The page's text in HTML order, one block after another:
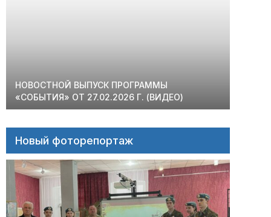
НОВОСТНОЙ ВЫПУСК ПРОГРАММЫ
«СОБЫТИЯ» ОТ 27.02.2026 Г. (ВИДЕО)
Новый фоторепортаж